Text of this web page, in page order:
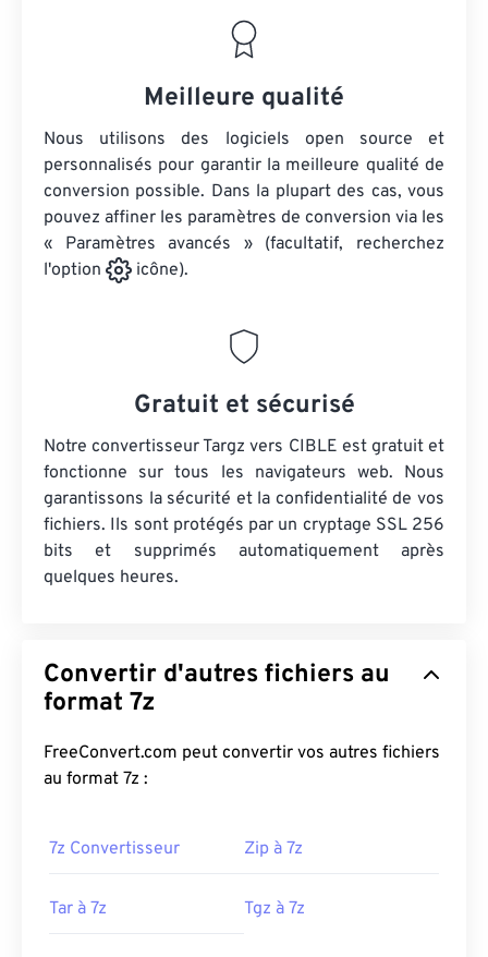
Meilleure qualité
Nous utilisons des logiciels open source et
personnalisés pour garantir la meilleure qualité de
conversion possible. Dans la plupart des cas, vous
pouvez affiner les paramètres de conversion via les
« Paramètres avancés » (facultatif, recherchez
l'option
icône).
Gratuit et sécurisé
Notre convertisseur Targz vers CIBLE est gratuit et
fonctionne sur tous les navigateurs web. Nous
garantissons la sécurité et la confidentialité de vos
fichiers. Ils sont protégés par un cryptage SSL 256
bits et supprimés automatiquement après
quelques heures.
Convertir d'autres fichiers au
format 7z
FreeConvert.com peut convertir vos autres fichiers
au format 7z :
7z Convertisseur Zip à 7z
Tar à 7z Tgz à 7z